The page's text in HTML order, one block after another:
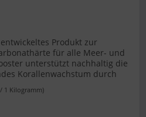
Produkt zur
für alle Meer- und
unterstützt nachhaltig die
Korallenwachstum durch
1 Kilogramm)